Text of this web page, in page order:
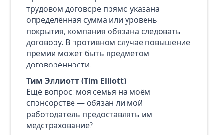
трудовом договоре прямо указана
определённая сумма или уровень
покрытия, компания обязана следовать
договору. В противном случае повышение
премии может быть предметом
договорённости.
Тим Эллиотт (Tim Elliott)
Ещё вопрос: моя семья на моём
спонсорстве — обязан ли мой
работодатель предоставлять им
медстрахование?